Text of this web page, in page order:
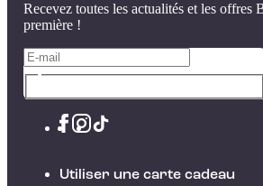
Recevez toutes les actualités et les offres
première !
Utiliser une carte cadeau